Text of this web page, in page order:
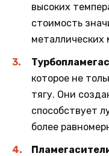
высоких
стоимость
металлических
которое не
тягу. Они
способствует
более